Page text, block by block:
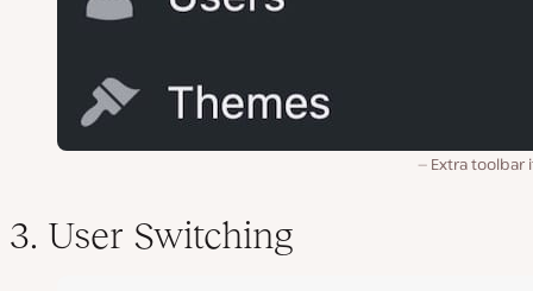
Extra toolbar
3. User Switching